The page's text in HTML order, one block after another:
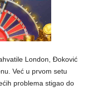
London, Đoković
Već u prvom setu
problema stigao do